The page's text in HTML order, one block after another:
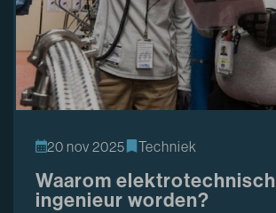
20 nov 2025 Techniek
Waarom elektrotechnisch
ingenieur worden?